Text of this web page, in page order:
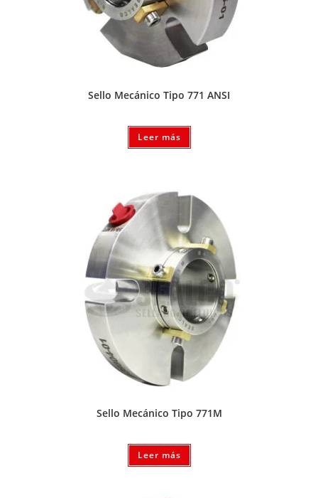
Sello Mecánico Tipo 771 ANSI
Leer más
Sello Mecánico Tipo 771M
Leer más